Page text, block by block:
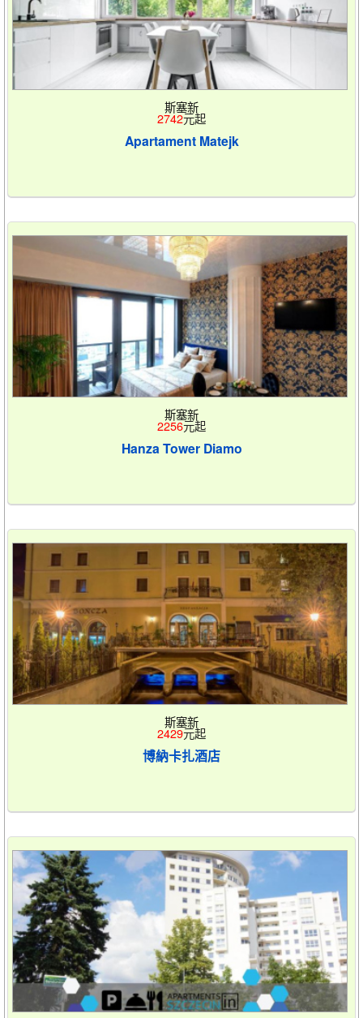
斯塞新
2742元起
Apartament Matejk
斯塞新
2256元起
Hanza Tower Diamo
斯塞新
2429元起
博納卡扎酒店